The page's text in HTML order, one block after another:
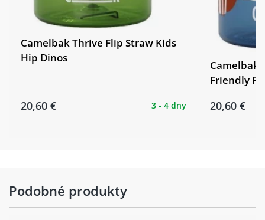
Camelbak Thrive Flip Straw Kids
Hip Dinos
20,60 € 3 - 4 dny
Camelbak
Friendly
20,60 €
Podobné produkty